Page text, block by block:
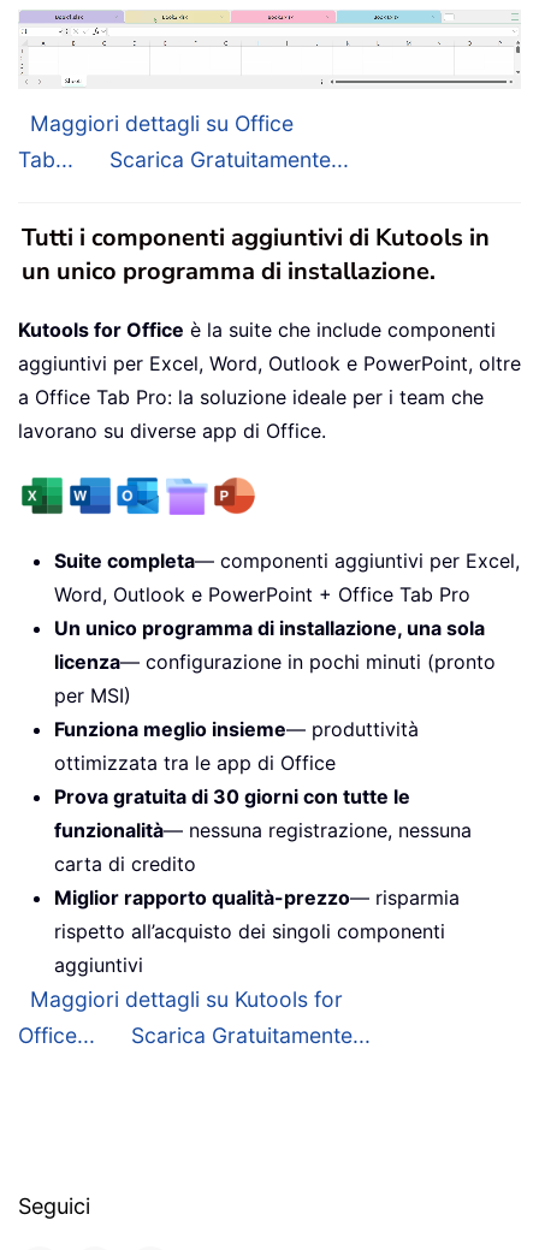
Maggiori dettagli su Office
Tab...
Scarica Gratuitamente...
Tutti i componenti aggiuntivi di Kutools in
un unico programma di installazione.
Kutools for Office è la suite che include componenti
aggiuntivi per Excel, Word, Outlook e PowerPoint, oltre
a Office Tab Pro: la soluzione ideale per i team che
lavorano su diverse app di Office.
Suite completa— componenti aggiuntivi per Excel,
Word, Outlook e PowerPoint + Office Tab Pro
Un unico programma di installazione, una sola
licenza— configurazione in pochi minuti (pronto
per MSI)
Funziona meglio insieme— produttività
ottimizzata tra le app di Office
Prova gratuita di 30 giorni con tutte le
funzionalità— nessuna registrazione, nessuna
carta di credito
Miglior rapporto qualità-prezzo— risparmia
rispetto all’acquisto dei singoli componenti
aggiuntivi
Maggiori dettagli su Kutools for
Office...
Scarica Gratuitamente...
Seguici